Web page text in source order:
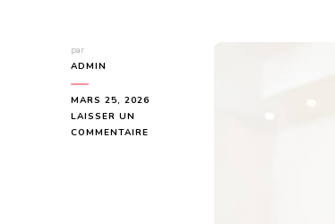
par
ADMIN
MARS 25, 2026
LAISSER UN
COMMENTAIRE